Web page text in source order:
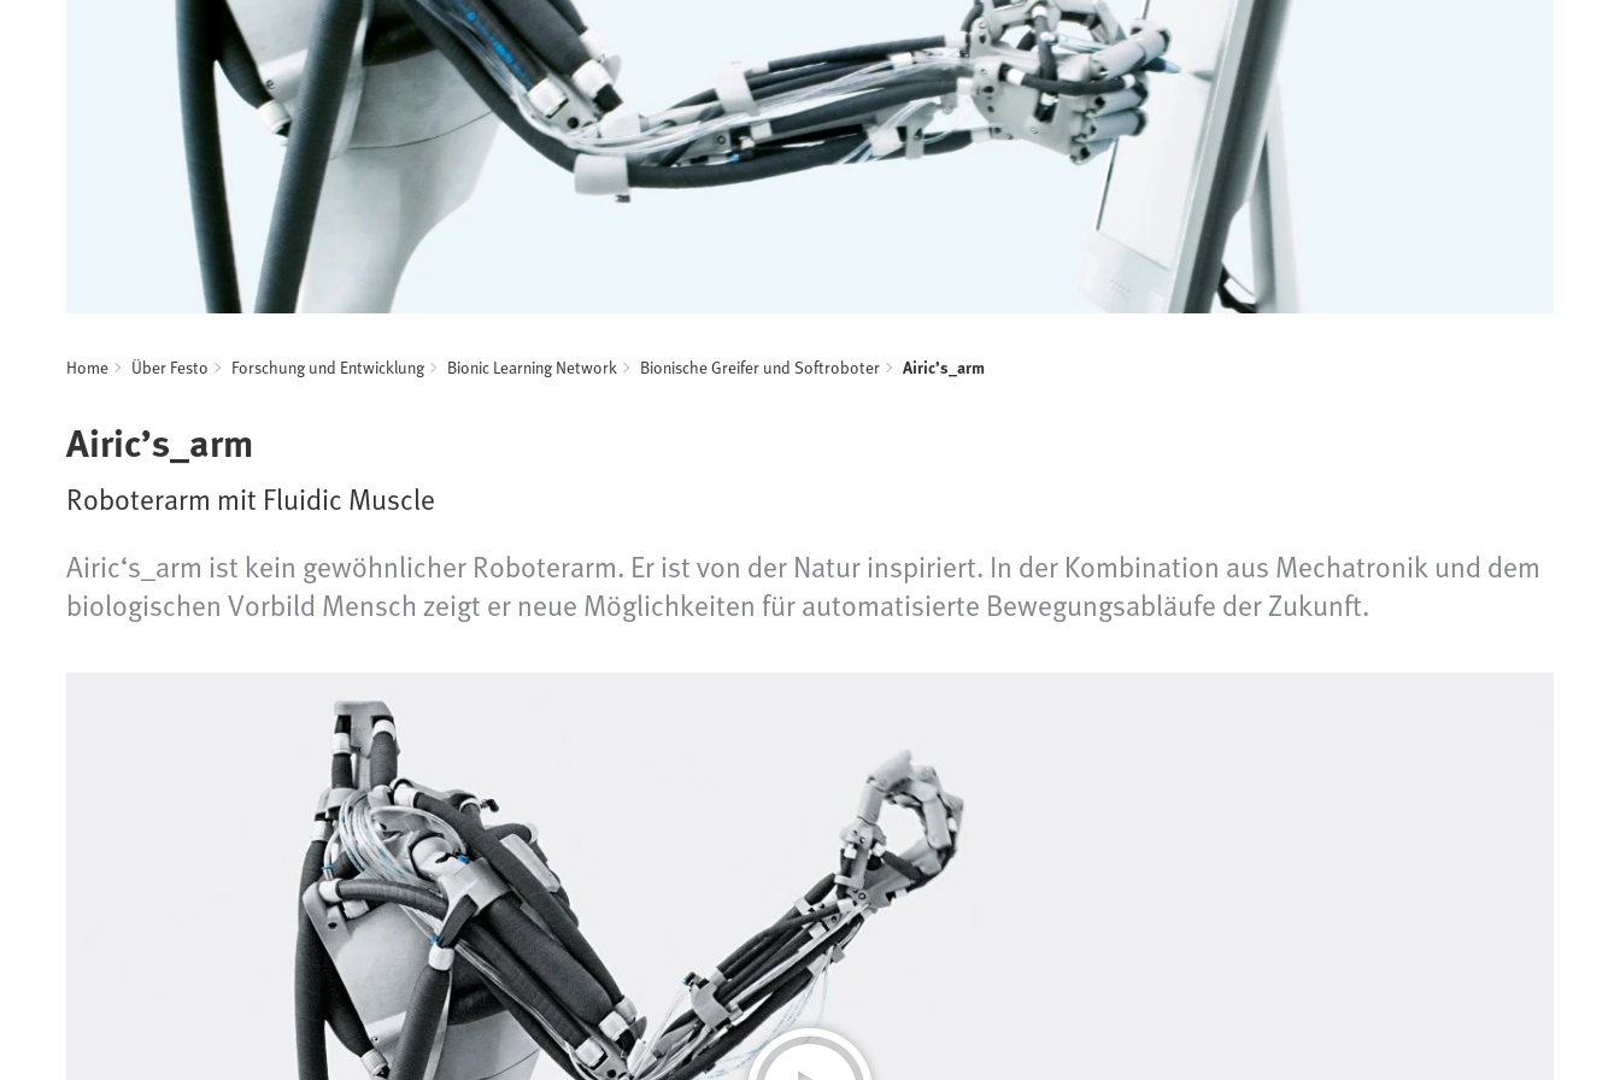
Home Über Festo Forschung und Entwicklung Bionic Learning Network Bionische Greifer und Softroboter Airic’s_arm
Airic’s_arm
Roboterarm mit Fluidic Muscle
Airic‘s_arm ist kein gewöhnlicher Roboterarm. Er ist von der Natur inspiriert. In der Kombination aus Mechatronik und dem
biologischen Vorbild Mensch zeigt er neue Möglichkeiten für automatisierte Bewegungsabläufe der Zukunft.